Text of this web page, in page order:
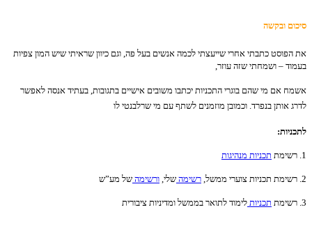
סיכום ובקשה
את הפוסט כתבתי אחרי שייעצתי לכמה אנשים בעל פה, וגם כיוון שראיתי שיש המון צפיות
בעמוד – ושמחתי שזה עוזר,
אשמח אם מי שהם בוגרי התכניות יכתבו משובים אישיים בתגובות, בעתיד אנסה לאפשר
לדרג אותן בנפרד. וכמובן מוזמנים לשתף עם מי שרלבנטי לו
לתכניות:
1. רשימת תכניות מנהיגות
2. רשימת תכניות צוערי ממשל, רשימה שלי, ורשימה של מע”ש
3. רשימת תכניות לימוד לתואר בממשל ומדיניות ציבורית